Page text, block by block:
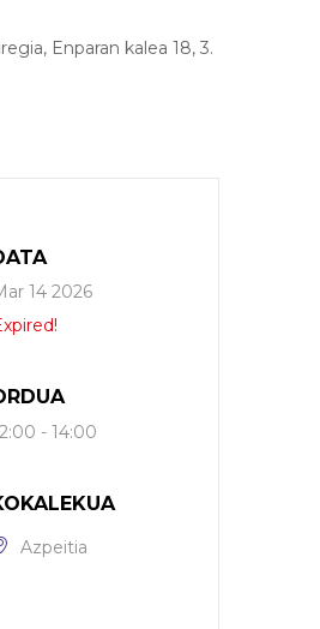
Enparan kalea 18, 3.
14 2026
- 14:00
Azpeitia